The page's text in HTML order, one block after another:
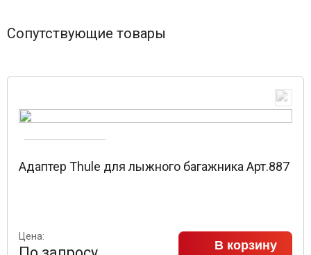
Сопутствующие товары
Адаптер Thule для лыжного багажника Арт.887
Цена:
В корзину